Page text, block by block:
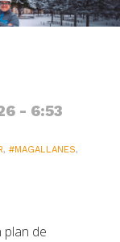
- 6:53
, #MAGALLANES,
plan de